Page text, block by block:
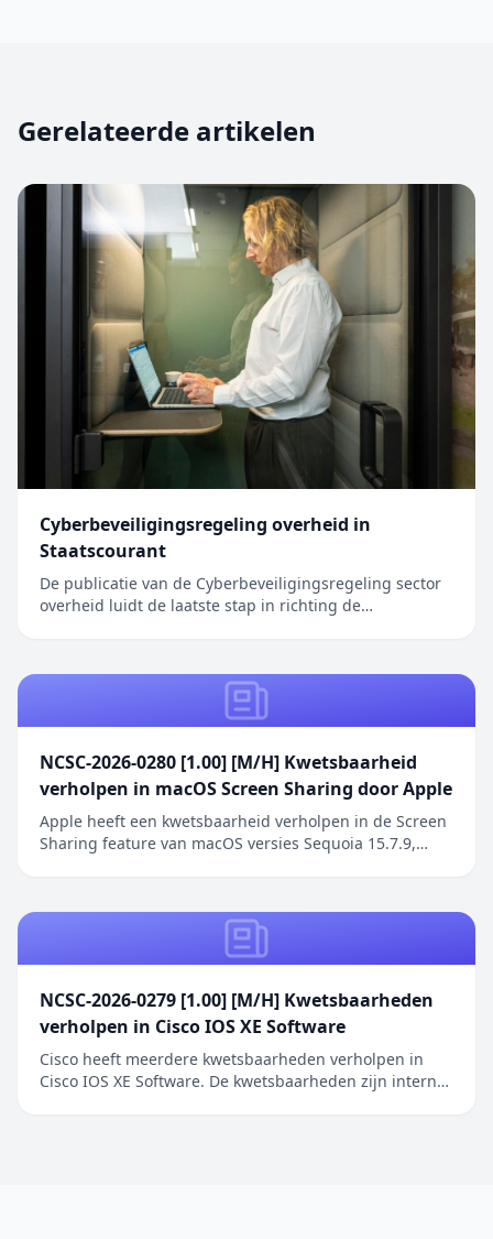
Gerelateerde artikelen
Cyberbeveiligingsregeling overheid in
Staatscourant
De publicatie van de Cyberbeveiligingsregeling sector
overheid luidt de laatste stap in richting de
Staatscourant verscheen eerst op Digitale Overheid.
NCSC-2026-0280 [1.00] [M/H] Kwetsbaarheid
verholpen in macOS Screen Sharing door Apple
Apple heeft een kwetsbaarheid verholpen in de Screen
Sharing feature van macOS versies Sequoia 15.7.9,
Sharing functionaliteit waarbij netwerkaanvallers
toegang kunnen verkrijgen zonder geldige
NCSC-2026-0279 [1.00] [M/H] Kwetsbaarheden
verholpen in Cisco IOS XE Software
Cisco heeft meerdere kwetsbaarheden verholpen in
Cisco IOS XE Software. De kwetsbaarheden zijn intern